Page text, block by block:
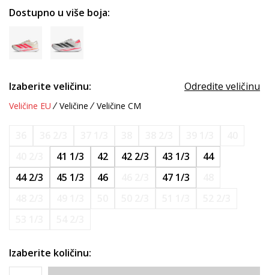
Dostupno u više boja:
Izaberite veličinu: Odredite veličinu
Veličine EU Veličine Veličine CM
41 1/3 42 42 2/3 43 1/3
44
44 2/3
45 1/3 46 47 1/3
Izaberite količinu: